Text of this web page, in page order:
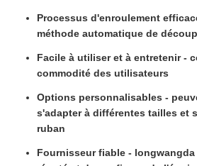
Processus d'enroulement
méthode automatique de
Facile à utiliser et à entretenir -
commodité des utilisateurs
Options personnalisables -
s'adapter à différentes tailles et
ruban
Fournisseur fiable -